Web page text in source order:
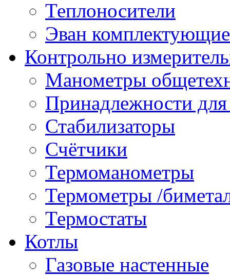
Теплоносители
Эван комплектующие
Контрольно
Манометры
Принадлежности
Стабилизаторы
Счётчики
Термоманометры
Термометры /
Термостаты
Котлы
Газовые настенные